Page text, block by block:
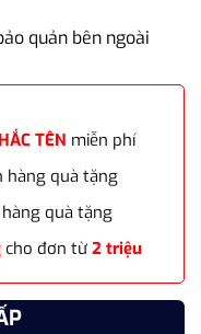
quản bên ngoài
TÊN miễn phí
hàng quà tặng
quà tặng
cho đơn từ 2 triệu